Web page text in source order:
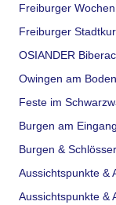
Freiburger
Freiburger
OSIANDER
Owingen am
Feste im
Burgen am
Burgen &
Aussichtspunkte &
Aussichtspunkte &